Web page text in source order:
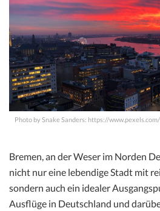
Photo by Snake Sanders: https://
Bremen, an der Weser im Norden
nicht nur eine lebendige Stadt mit
sondern auch ein idealer
Ausflüge in Deutschland und